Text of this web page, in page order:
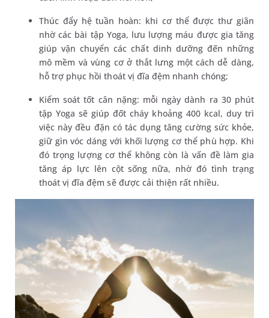
Thúc đẩy hệ tuần hoàn: khi cơ thể được thư giãn
nhờ các bài tập Yoga, lưu lượng máu được gia tăng
giúp vận chuyển các chất dinh dưỡng đến những
mô mềm và vùng cơ ở thắt lưng một cách dễ dàng,
hỗ trợ phục hồi thoát vị đĩa đệm nhanh chóng;
Kiểm soát tốt cân nặng: mỗi ngày dành ra 30 phút
tập Yoga sẽ giúp đốt cháy khoảng 400 kcal, duy trì
việc này đều đặn có tác dụng tăng cường sức khỏe,
giữ gìn vóc dáng với khối lượng cơ thể phù hợp. Khi
đó trọng lượng cơ thể không còn là vấn đề làm gia
tăng áp lực lên cột sống nữa, nhờ đó tình trạng
thoát vị đĩa đệm sẽ được cải thiện rất nhiều.